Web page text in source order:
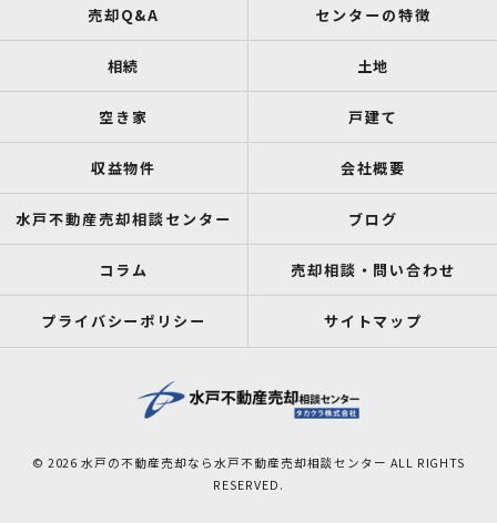
売却Q&A センターの特徴
相続 土地
空き家 戸建て
収益物件 会社概要
水戸不動産売却相談センター ブログ
コラム 売却相談・問い合わせ
プライバシーポリシー サイトマップ
© 2026 水戸の不動産売却なら水戸不動産売却相談センター ALL RIGHTS
RESERVED.